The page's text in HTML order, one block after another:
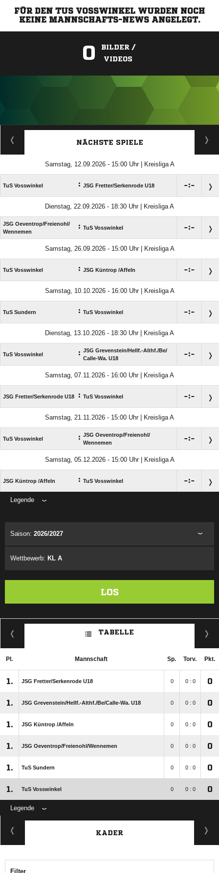
FÜR DEN TUS VOSSWINKEL WURDEN NOCH
KEINE MANNSCHAFTS-NEWS ANGELEGT.
0
BILDER /
VIDEOS
ANZEIGE
NÄCHSTE SPIELE
Samstag, 12.09.2026 - 15:00 Uhr | Kreisliga A
TuS Vosswinkel : JSG Fretter/​Serkenrode U18 :
Dienstag, 22.09.2026 - 18:30 Uhr | Kreisliga A
JSG Oeventrop/​Freienohl/​
Wennemen
: TuS Vosswinkel :
Samstag, 26.09.2026 - 15:00 Uhr | Kreisliga A
TuS Vosswinkel : JSG Küntrop /​Affeln :
Samstag, 10.10.2026 - 16:00 Uhr | Kreisliga A
TuS Sundern : TuS Vosswinkel :
Dienstag, 13.10.2026 - 18:30 Uhr | Kreisliga A
TuS Vosswinkel : JSG Grevenstein/​Hellf.-Althf./​Be/​
Calle-Wa. U18
:
Samstag, 07.11.2026 - 16:00 Uhr | Kreisliga A
JSG Fretter/​Serkenrode U18 : TuS Vosswinkel :
Samstag, 21.11.2026 - 15:00 Uhr | Kreisliga A
TuS Vosswinkel : JSG Oeventrop/​Freienohl/​
Wennemen
:
Samstag, 05.12.2026 - 15:00 Uhr | Kreisliga A
JSG Küntrop /​Affeln : TuS Vosswinkel :
Legende
Saison: 2026/2027
Wettbewerb: KL A
LOS
TABELLE
Pl. Mannschaft Sp. Torv. Pkt.
1. JSG Fretter/​Serkenrode U18 0 0 : 0 0
1. JSG Grevenstein/​Hellf.-Althf./​Be/​Calle-Wa. U18 0 0 : 0 0
1. JSG Küntrop /​Affeln 0 0 : 0 0
1. JSG Oeventrop/​Freienohl/​Wennemen 0 0 : 0 0
1. TuS Sundern 0 0 : 0 0
1. TuS Vosswinkel 0 0 : 0 0
Legende
KADER
Filter